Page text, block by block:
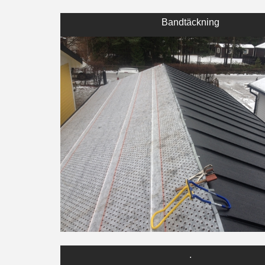
Bandtäckning
.